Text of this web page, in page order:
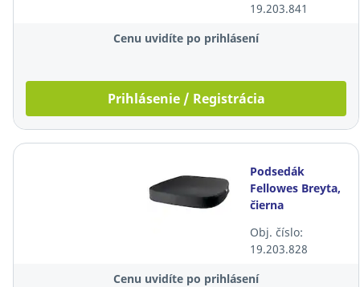
19.203.841
Cenu uvidíte po prihlásení
Prihlásenie / Registrácia
Podsedák
Fellowes Breyta,
čierna
Obj. číslo:
19.203.828
Cenu uvidíte po prihlásení